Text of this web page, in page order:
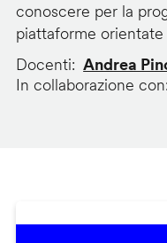
conoscere per la
piattaforme orientate
Docenti
Andrea
In collaborazione con